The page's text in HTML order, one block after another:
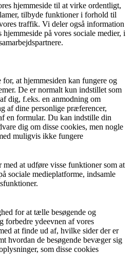
hjemmeside til at virke ordentligt,
tilbyde funktioner i forhold til
traffik. Vi deler også information
på vores sociale medier, i
at hjemmesiden kan fungere og
De er normalt kun indstillet som
dig, f.eks. en anmodning om
af dine personlige præferencer,
en formular. Du kan indstille din
dig om disse cookies, men nogle
muligvis ikke fungere
at udføre visse funktioner som at
sociale medieplatforme, indsamle
for at tælle besøgende og
forbedre ydeevnen af vores
at finde ud af, hvilke sider der er
hvordan de besøgende bevæger sig
som disse cookies